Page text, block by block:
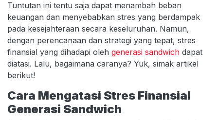
Tuntutan ini tentu saja dapat menambah beban
keuangan dan menyebabkan stres yang berdampak
pada kesejahteraan secara keseluruhan. Namun,
dengan perencanaan dan strategi yang tepat, stres
finansial yang dihadapi oleh generasi sandwich dapat
diatasi. Lalu, bagaimana caranya? Yuk, simak artikel
berikut!
Cara Mengatasi Stres Finansial
Generasi Sandwich